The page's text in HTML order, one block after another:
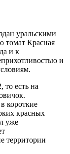
уральскими
томат Красная
и к
и
то есть на
короткие
красных
уже
территории